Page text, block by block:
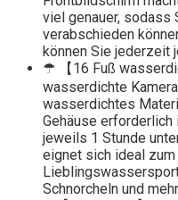
viel genauer, sodass
verabschieden
können Sie jederzeit
☂ 【16 Fuß
wasserdichte
wasserdichtes
Gehäuse
jeweils 1 Stunde
eignet sich ideal
Schnorcheln und